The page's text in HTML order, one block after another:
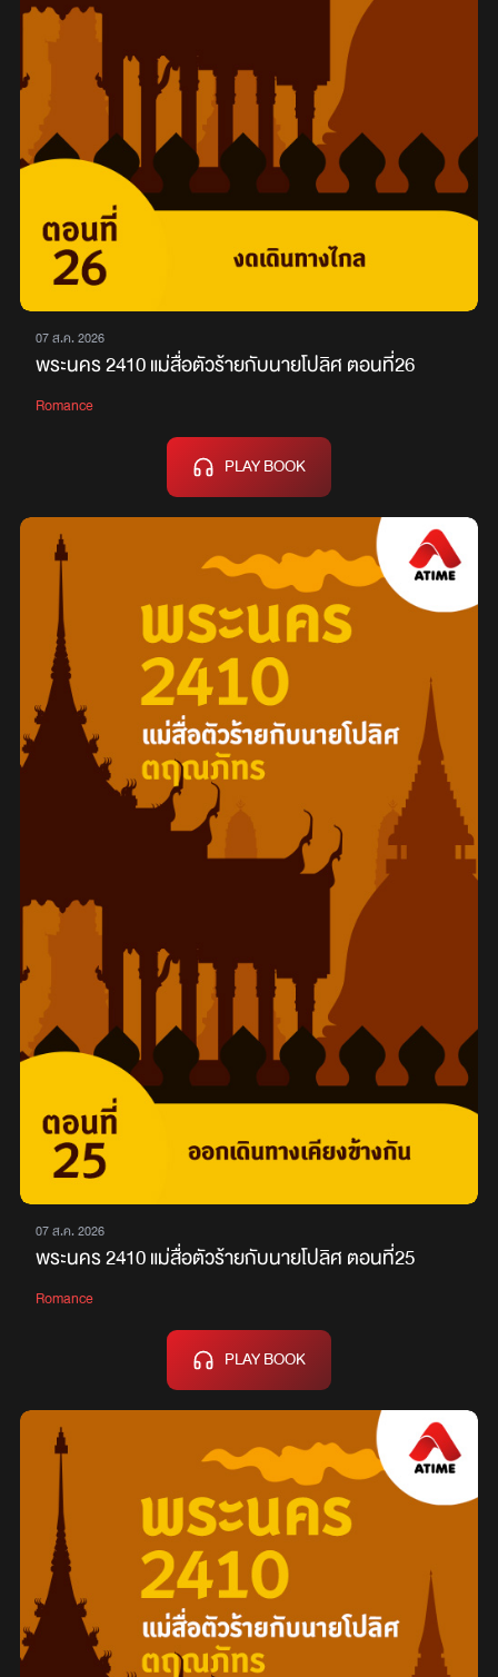
07 ส.ค. 2026
พระนคร 2410 แม่สื่อตัวร้ายกับนายโปลิศ ตอนที่26
Romance
PLAY BOOK
07 ส.ค. 2026
พระนคร 2410 แม่สื่อตัวร้ายกับนายโปลิศ ตอนที่25
Romance
PLAY BOOK